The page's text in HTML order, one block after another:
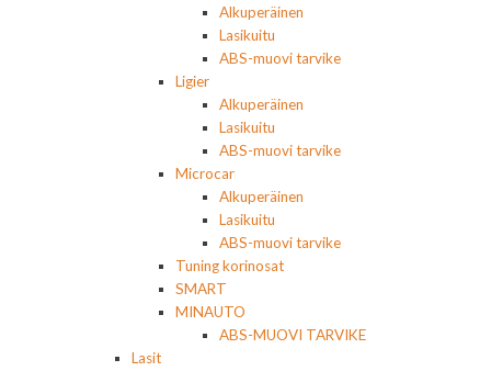
Alkuperäinen
Lasikuitu
ABS-muovi tarvike
Ligier
Alkuperäinen
Lasikuitu
ABS-muovi tarvike
Microcar
Alkuperäinen
Lasikuitu
ABS-muovi tarvike
Tuning korinosat
SMART
MINAUTO
ABS-MUOVI TARVIKE
Lasit